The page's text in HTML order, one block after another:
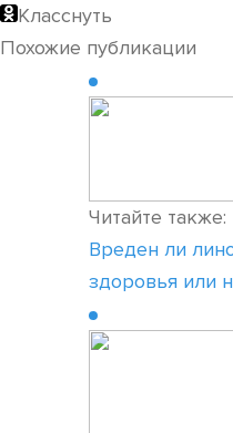
Класснуть
Похожие публикации
Читайте также:
Вреден ли
здоровья или